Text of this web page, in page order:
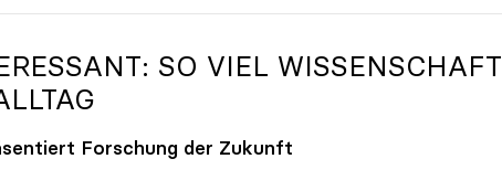
SO VIEL WISSENSCHAFT S
Forschung der Zukunft